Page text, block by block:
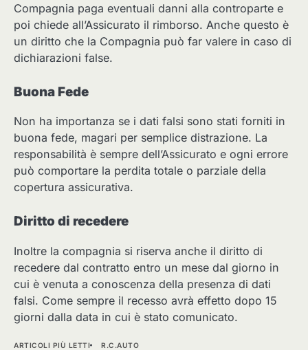
Compagnia paga eventuali danni alla controparte e
poi chiede all’Assicurato il rimborso. Anche questo è
un diritto che la Compagnia può far valere in caso di
dichiarazioni false.
Buona Fede
Non ha importanza se i dati falsi sono stati forniti in
buona fede, magari per semplice distrazione. La
responsabilità è sempre dell’Assicurato e ogni errore
può comportare la perdita totale o parziale della
copertura assicurativa.
Diritto di recedere
Inoltre la compagnia si riserva anche il diritto di
recedere dal contratto entro un mese dal giorno in
cui è venuta a conoscenza della presenza di dati
falsi. Come sempre il recesso avrà effetto dopo 15
giorni dalla data in cui è stato comunicato.
ARTICOLI PIÙ LETTI R.C.AUTO